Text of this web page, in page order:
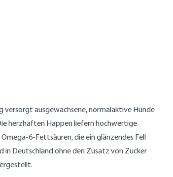
versorgt ausgewachsene, normalaktive Hunde
herzhaften Happen liefern hochwertige
6-Fettsäuren, die ein glänzendes Fell
Deutschland ohne den Zusatz von Zucker